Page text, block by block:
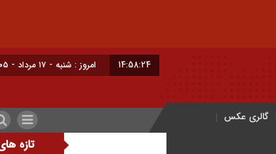
14:58:25 امروز : شنبه - ۱۷ مرداد - ۱۴۰۵
گالری عکس
تازه